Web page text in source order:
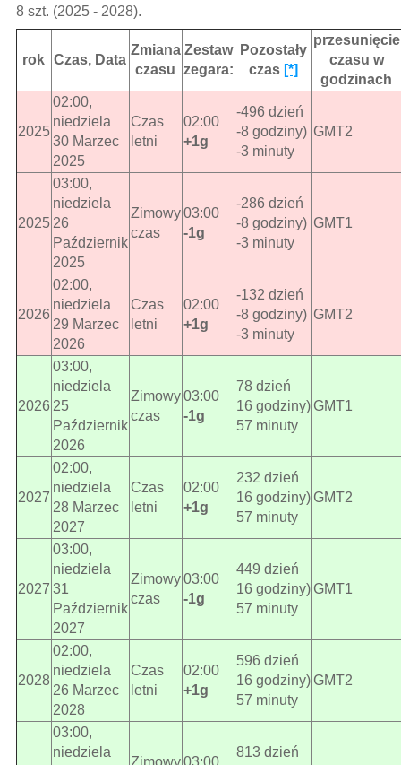
8 szt. (2025 - 2028).
rok Czas, Data
Zmiana
czasu
Zestaw
zegara:
Pozostały
czas [*]
przesunięcie
czasu w
godzinach
2025
02:00,
niedziela
30 Marzec
2025
Czas
letni
02:00
+1g
-496 dzień
-8 godziny)
-3 minuty
GMT2
2025
03:00,
niedziela
26
Październik
2025
Zimowy
czas
03:00
-1g
-286 dzień
-8 godziny)
-3 minuty
GMT1
2026
02:00,
niedziela
29 Marzec
2026
Czas
letni
02:00
+1g
-132 dzień
-8 godziny)
-3 minuty
GMT2
2026
03:00,
niedziela
25
Październik
2026
Zimowy
czas
03:00
-1g
78 dzień
16 godziny)
57 minuty
GMT1
2027
02:00,
niedziela
28 Marzec
2027
Czas
letni
02:00
+1g
232 dzień
16 godziny)
57 minuty
GMT2
2027
03:00,
niedziela
31
Październik
2027
Zimowy
czas
03:00
-1g
449 dzień
16 godziny)
57 minuty
GMT1
2028
02:00,
niedziela
26 Marzec
2028
Czas
letni
02:00
+1g
596 dzień
16 godziny)
57 minuty
GMT2
03:00,
niedziela
Zimowy03:00
813 dzień